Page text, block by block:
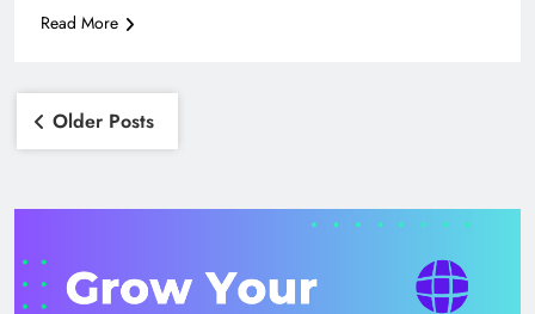
Read More
Posts
navigationOlder Posts